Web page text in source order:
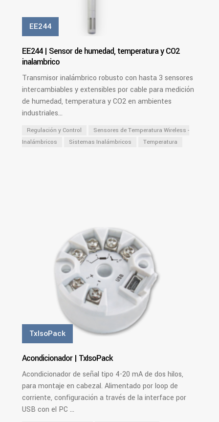
EE244
EE244 | Sensor de humedad, temperatura y CO2
inalambrico
Transmisor inalámbrico robusto con hasta 3 sensores
intercambiables y extensibles por cable para medición
de humedad, temperatura y CO2 en ambientes
industriales...
Regulación y Control
Sensores de Temperatura Wireless -
Inalámbricos
Sistemas Inalámbricos Temperatura
TxIsoPack
Acondicionador | TxIsoPack
Acondicionador de señal tipo 4-20 mA de dos hilos,
para montaje en cabezal. Alimentado por loop de
corriente, configuración a través de la interface por
USB con el PC ...